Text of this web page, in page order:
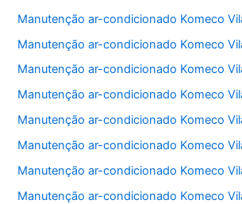
Manutenção ar-condicionado Komeco
Manutenção ar-condicionado Komeco
Manutenção ar-condicionado Komeco
Manutenção ar-condicionado Komeco
Manutenção ar-condicionado Komeco
Manutenção ar-condicionado Komeco
Manutenção ar-condicionado Komeco
Manutenção ar-condicionado Komeco